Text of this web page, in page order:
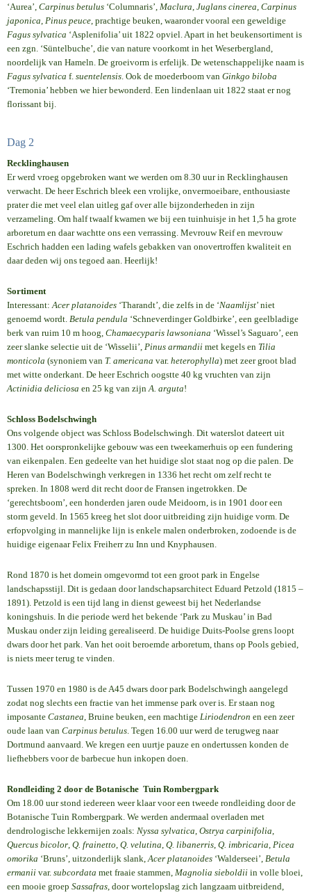
‘Aurea’, Carpinus betulus ‘Columnaris’, Maclura, Juglans cinerea, Carpinus
japonica, Pinus peuce, prachtige beuken, waaronder vooral een geweldige
Fagus sylvatica ‘Asplenifolia’ uit 1822 opviel. Apart in het beukensortiment is
een zgn. ‘Süntelbuche’, die van nature voorkomt in het Weserbergland,
noordelijk van Hameln. De groeivorm is erfelijk. De wetenschappelijke naam is
Fagus sylvatica f. suentelensis. Ook de moederboom van Ginkgo biloba
‘Tremonia’ hebben we hier bewonderd. Een lindenlaan uit 1822 staat er nog
florissant bij.
Dag 2
Recklinghausen
Er werd vroeg opgebroken want we werden om 8.30 uur in Recklinghausen
verwacht. De heer Eschrich bleek een vrolijke, onvermoeibare, enthousiaste
prater die met veel elan uitleg gaf over alle bijzonderheden in zijn
verzameling. Om half twaalf kwamen we bij een tuinhuisje in het 1,5 ha grote
arboretum en daar wachtte ons een verrassing. Mevrouw Reif en mevrouw
Eschrich hadden een lading wafels gebakken van onovertroffen kwaliteit en
daar deden wij ons tegoed aan. Heerlijk!
Sortiment
Interessant:Acer platanoides ‘Tharandt’, die zelfs in de ‘Naamlijst’ niet
genoemd wordt. Betula pendula ‘Schneverdinger Goldbirke’, een geelbladige
berk van ruim 10 m hoog, Chamaecyparis lawsoniana ‘Wissel’s Saguaro’, een
zeer slanke selectie uit de ‘Wisselii’, Pinus armandii met kegels en Tilia
monticola (synoniem van T. americana var. heterophylla) met zeer groot blad
met witte onderkant. De heer Eschrich oogstte 40 kg vruchten van zijn
Actinidia deliciosa en 25 kg van zijnA. arguta!
Schloss Bodelschwingh
Ons volgende object was Schloss Bodelschwingh. Dit waterslot dateert uit
1300. Het oorspronkelijke gebouw was een tweekamerhuis op een fundering
van eikenpalen. Een gedeelte van het huidige slot staat nog op die palen. De
Heren van Bodelschwingh verkregen in 1336 het recht om zelf recht te
spreken. In 1808 werd dit recht door de Fransen ingetrokken. De
‘gerechtsboom’, een honderden jaren oude Meidoorn, is in 1901 door een
storm geveld. In 1565 kreeg het slot door uitbreiding zijn huidige vorm. De
erfopvolging in mannelijke lijn is enkele malen onderbroken, zodoende is de
huidige eigenaar Felix Freiherr zu Inn und Knyphausen.
Rond 1870 is het domein omgevormd tot een groot park in Engelse
landschapsstijl. Dit is gedaan door landschapsarchitect Eduard Petzold (1815 –
1891). Petzold is een tijd lang in dienst geweest bij het Nederlandse
koningshuis. In die periode werd het bekende ‘Park zu Muskau’ in Bad
Muskau onder zijn leiding gerealiseerd. De huidige Duits-Poolse grens loopt
dwars door het park. Van het ooit beroemde arboretum, thans op Pools gebied,
is niets meer terug te vinden.
Tussen 1970 en 1980 is de A45 dwars door park Bodelschwingh aangelegd
zodat nog slechts een fractie van het immense park over is. Er staan nog
imposante Castanea, Bruine beuken, een machtige Liriodendron en een zeer
oude laan van Carpinus betulus. Tegen 16.00 uur werd de terugweg naar
Dortmund aanvaard. We kregen een uurtje pauze en ondertussen konden de
liefhebbers voor de barbecue hun inkopen doen.
Rondleiding 2 door de Botanische Tuin Rombergpark
Om 18.00 uur stond iedereen weer klaar voor een tweede rondleiding door de
Botanische Tuin Rombergpark. We werden andermaal overladen met
dendrologische lekkernijen zoals: Nyssa sylvatica, Ostrya carpinifolia,
Quercus bicolor, Q. frainetto, Q. velutina, Q. libanerris, Q. imbricaria, Picea
omorika ‘Bruns’, uitzonderlijk slank,Acer platanoides ‘Walderseei’, Betula
ermanii var. subcordata met fraaie stammen, Magnolia sieboldii in volle bloei,
een mooie groep Sassafras, door wortelopslag zich langzaam uitbreidend,